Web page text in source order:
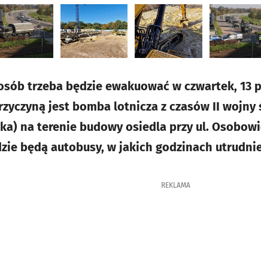
trzeba będzie ewakuować w czwartek, 13
jest bomba lotnicza z czasów II
na terenie budowy osiedla przy ul.
będą autobusy, w jakich godzinach
REKLAMA